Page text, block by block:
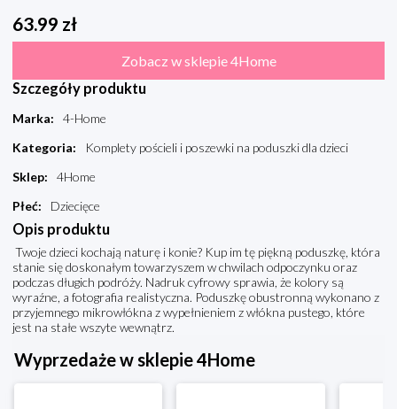
63.99 zł
Zobacz w sklepie 4Home
Szczegóły produktu
Marka:
4-Home
Kategoria:
Komplety pościeli i poszewki na poduszki dla dzieci
Sklep:
4Home
Płeć: Dziecięce
Opis produktu
Twoje dzieci kochają naturę i konie? Kup im tę piękną poduszkę, która
stanie się doskonałym towarzyszem w chwilach odpoczynku oraz
podczas długich podróży. Nadruk cyfrowy sprawia, że kolory są
wyraźne, a fotografia realistyczna. Poduszkę obustronną wykonano z
przyjemnego mikrowłókna z wypełnieniem z włókna pustego, które
jest na stałe wszyte wewnątrz.
Wyprzedaże w sklepie 4Home